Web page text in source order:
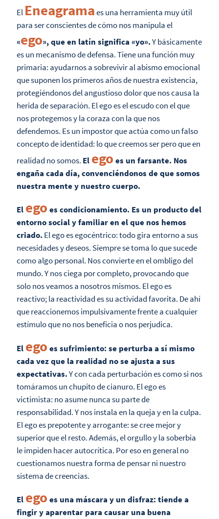
El Eneagramaes una herramienta muy útil
para ser conscientes de cómo nos manipula el
«ego», que en latín significa «yo».Y básicamente
es un mecanismo de defensa. Tiene una función muy
primaria: ayudarnos a sobrevivir al abismo emocional
que suponen los primeros años de nuestra existencia,
protegiéndonos del angustioso dolor que nos causa la
herida de separación. El ego es el escudo con el que
nos protegemos y la coraza con la que nos
defendemos. Es un impostor que actúa como un falso
concepto de identidad: lo que creemos ser pero que en
realidad no somos. El ego es un farsante. Nos
engaña cada día, convenciéndonos de que somos
nuestra mente y nuestro cuerpo.
El ego es condicionamiento. Es un producto del
entorno social y familiar en el que nos hemos
criado. El ego es egocéntrico: todo gira entorno a sus
necesidades y deseos. Siempre se toma lo que sucede
como algo personal. Nos convierte en el ombligo del
mundo. Y nos ciega por completo, provocando que
solo nos veamos a nosotros mismos. El ego es
reactivo; la reactividad es su actividad favorita. De ahí
que reaccionemos impulsivamente frente a cualquier
estímulo que no nos beneficia o nos perjudica.
El ego es sufrimiento: se perturba a sí mismo
cada vez que la realidad no se ajusta a sus
expectativas.Y con cada perturbación es como si nos
tomáramos un chupito de cianuro. El ego es
victimista: no asume nunca su parte de
responsabilidad. Y nos instala en la queja y en la culpa.
El ego es prepotente y arrogante: se cree mejor y
superior que el resto. Además, el orgullo y la soberbia
le impiden hacer autocrítica. Por eso en general no
cuestionamos nuestra forma de pensar ni nuestro
sistema de creencias.
El ego es una máscara y un disfraz: tiende a
fingir y aparentar para causar una buena